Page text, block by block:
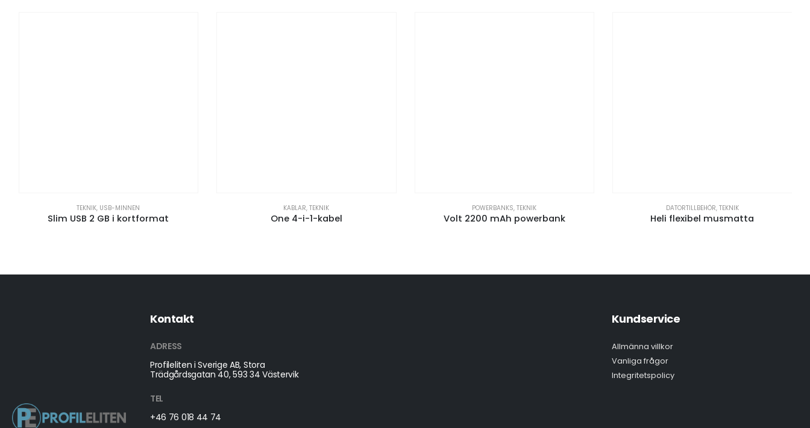
TEKNIK, USB-MINNEN
Slim USB 2 GB i kortformat
KABLAR,TEKNIK
One 4-i-1-kabel
POWERBANKS,TEKNIK
Volt 2200 mAh powerbank
DATORTILLBEHÖR, TEKNIK
Heli flexibel musmatta
Kontakt
ADRESS
Profileliten i Sverige AB, Stora
Trädgårdsgatan 40, 593 34 Västervik
TEL
+46 76 018 44 74
Kundservice
Allmänna villkor
Vanliga frågor
Integritetspolicy